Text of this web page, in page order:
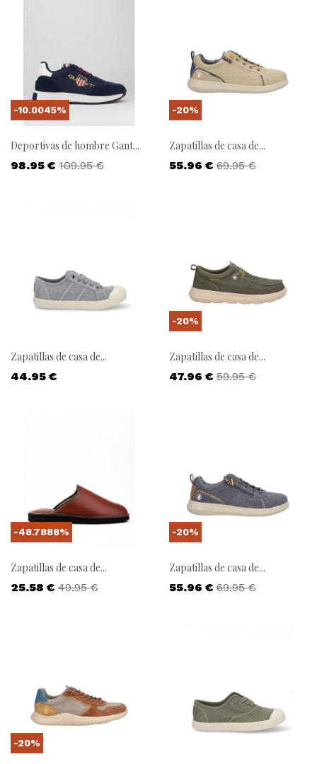
Deportivas de hombre Gant...
Precio
98.95 € Precio base
109.95 €
-10.0045%
Zapatillas de casa de...
Precio
55.96 € Precio base
69.95 €
-20%
Zapatillas de casa de...
Precio
44.95 €
Zapatillas de casa de...
Precio
47.96 € Precio base
59.95 €
-20%
Zapatillas de casa de...
Precio
25.58 € Precio base
49.95 €
-48.7888%
Zapatillas de casa de...
Precio
55.96 € Precio base
69.95 €
-20%
-20%